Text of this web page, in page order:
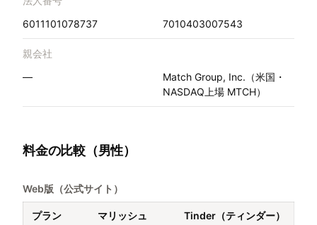
6011101078737
7010403007543
親会社
—
Match Group, Inc.（米国・
NASDAQ上場 MTCH）
料金の比較（男性）
Web版（公式サイト）
プラン マリッシュ Tinder（ティンダー）